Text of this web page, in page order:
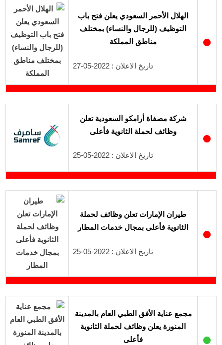
●
الهلال الأحمر السعودي يعلن فتح باب
التوظيف (للرجال والنساء) بمختلف
مناطق المملكة
تاريخ الاعلان : 2022-05-27
●
شركة مصفاة أرامكو السعودية تعلن
وظائف لحملة الثانوية فأعلى
تاريخ الاعلان : 2022-05-25
●
طيران الإمارات تعلن وظائف لحملة
الثانوية فأعلى بمجال خدمات المطار
تاريخ الاعلان : 2022-05-25
●
مجمع عناية الأفق الطبي العام بالمدينة
المنورة يعلن وظائف لحملة الثانوية
فأعلى